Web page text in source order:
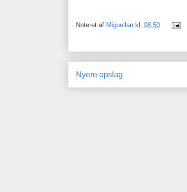
Noteret af Miguellan kl. 08.50
Nyere opslag